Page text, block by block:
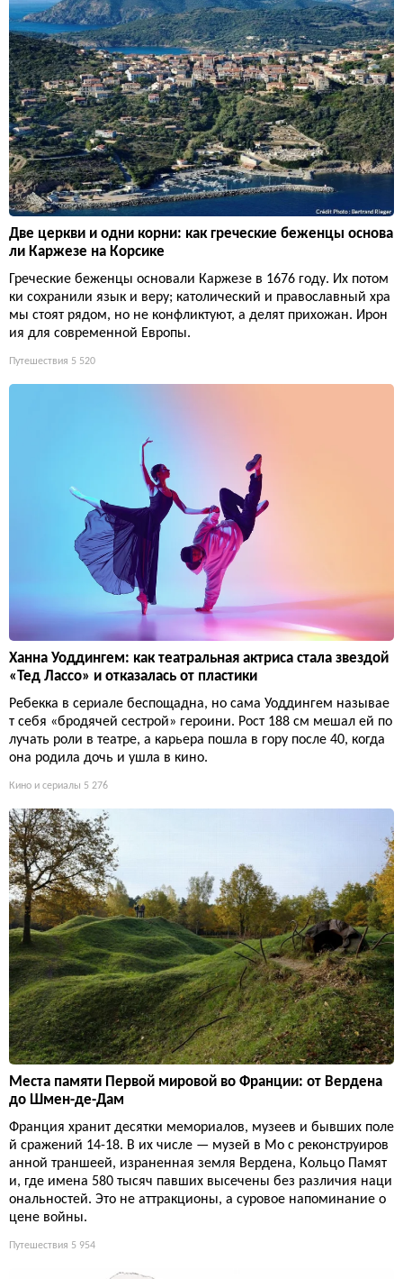
Две церкви и одни корни: как греческие беженцы основа
ли Каржезе на Корсике
Греческие беженцы основали Каржезе в 1676 году. Их потом
ки сохранили язык и веру; католический и православный хра
мы стоят рядом, но не конфликтуют, а делят прихожан. Ирон
ия для современной Европы.
Путешествия 5 520
Ханна Уоддингем: как театральная актриса стала звездой
«Тед Лассо» и отказалась от пластики
Ребекка в сериале беспощадна, но сама Уоддингем называе
т себя «бродячей сестрой» героини. Рост 188 см мешал ей по
лучать роли в театре, а карьера пошла в гору после 40, когда
она родила дочь и ушла в кино.
Кино и сериалы 5 276
Места памяти Первой мировой во Франции: от Вердена
до Шмен-де-Дам
Франция хранит десятки мемориалов, музеев и бывших поле
й сражений 14-18. В их числе — музей в Мо с реконструиров
анной траншеей, израненная земля Вердена, Кольцо Памят
и, где имена 580 тысяч павших высечены без различия наци
ональностей. Это не аттракционы, а суровое напоминание о
цене войны.
Путешествия 5 954